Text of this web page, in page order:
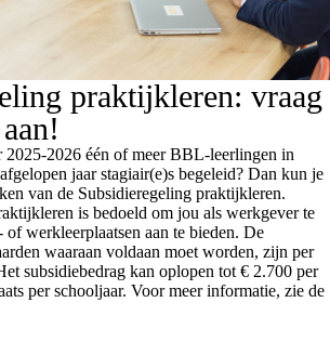
praktijkleren: vraag
2025-2026 één of meer BBL-leerlingen in
jaar stagiair(e)s begeleid? Dan kun je
van de Subsidieregeling praktijkleren.
is bedoeld om jou als werkgever te
werkleerplaatsen aan te bieden. De
waaraan voldaan moet worden, zijn per
subsidiebedrag kan oplopen tot € 2.700 per
per schooljaar. Voor meer informatie, zie de